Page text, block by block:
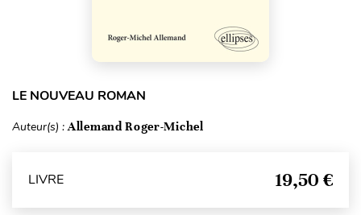
LE NOUVEAU ROMAN
Auteur(s) :Allemand Roger-Michel
LIVRE 19,50 €